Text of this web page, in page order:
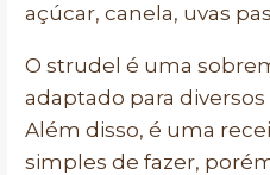
açúcar, canela, uvas
O strudel é uma
adaptado para
Além disso, é uma
simples de fazer,